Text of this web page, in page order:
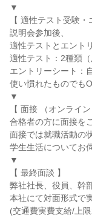
▼
【 適性テスト受験
説明会参加後、
適性テストとエント
適性テスト：2種類
エントリーシート：
使い慣れたものでも
▼
【 面接 （オンライン
合格者の方に面接を
面接では就職活動の
学生生活についてお
▼
【 最終面談 】
弊社社長、役員、幹
本社にて対面形式で
(交通費実費支給/上